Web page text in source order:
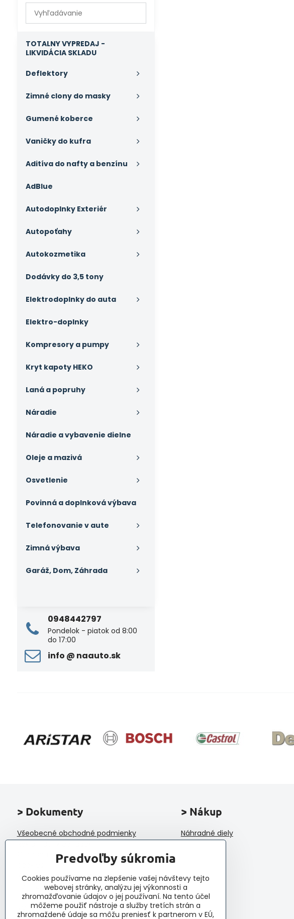
Prehľadať
výsledky
fulltextom
0948442797
Pondelok - piatok od 8:00
do 17:00
info ​@ naauto​.sk
TOTALNY VYPREDAJ -
LIKVIDÁCIA SKLADU
Deflektory
Zimné clony do masky
Gumené koberce
Vaničky do kufra
Aditíva do nafty a benzínu
AdBlue
Autodoplnky Exteriér
Autopoťahy
Autokozmetika
Dodávky do 3,5 tony
Elektrodoplnky do auta
Elektro-doplnky
Kompresory a pumpy
Kryt kapoty HEKO
Laná a popruhy
Náradie
Náradie a vybavenie dielne
Oleje a mazivá
Osvetlenie
Povinná a doplnková výbava
Telefonovanie v aute
Zimná výbava
Garáž, Dom, Záhrada
> Dokumenty
Všeobecné obchodné podmienky
Ochrana osobných údajov a poučenie o
Reklamačný formulár
Formulár na odstúpenie od zmluvy
Protokol o prijatí a vybavení reklamácie
Veľkoobchod
> Nákup
Náhradné diely
Predvoľby súkromia
Cookies používame na zlepšenie vašej návštevy tejto
webovej stránky, analýzu jej výkonnosti a
zhromažďovanie údajov o jej používaní. Na tento účel
môžeme použiť nástroje a služby tretích strán a
zhromaždené údaje sa môžu preniesť k partnerom v EÚ,